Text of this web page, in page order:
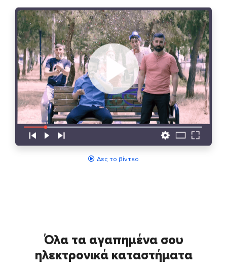
Δες το βίντεο
Όλα τα αγαπημένα σου
ηλεκτρονικά καταστήματα